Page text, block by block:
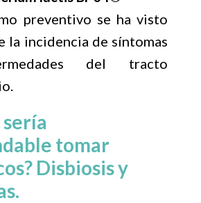
preventivo se ha visto
la incidencia de síntomas
del tracto
sería
tomar
Disbiosis y